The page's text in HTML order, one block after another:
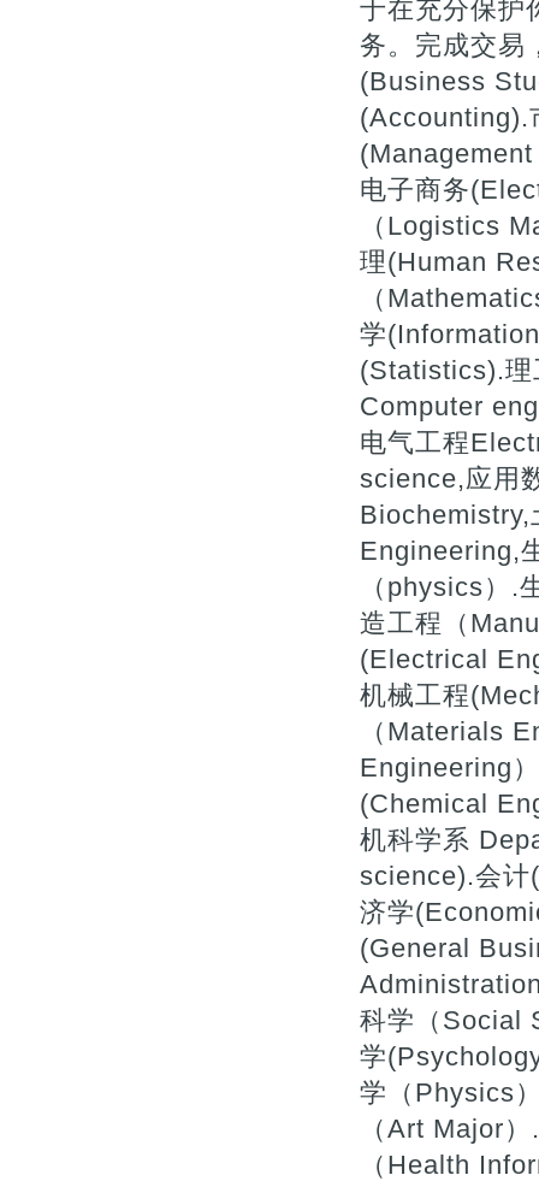
于在充分保护
务。完成交易
(Business
(Accounting).
电子商务
（Logistics
理(Human
（
学
(Statistics).理
Computer
电气工程
science,应用
Engineering,
（physics）
造工程（
(Electrical
机械工程
（Materials
Engineering
(Chemical
机科学系
science).会
济学
(General
科学（Social
学
学（Physics
（Art Major
（Health